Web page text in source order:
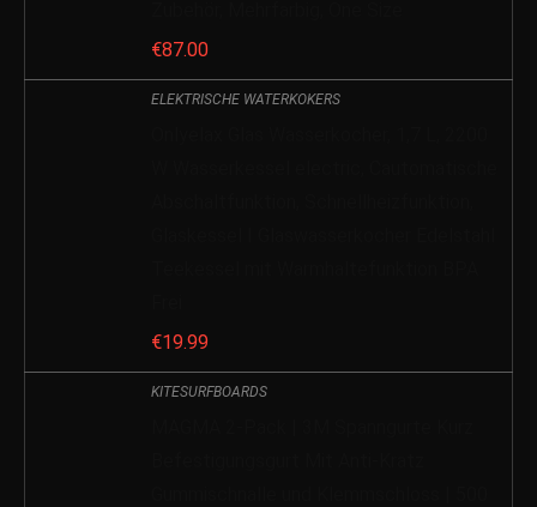
€87.00
ELEKTRISCHE WATERKOKERS
€19.99
KITESURFBOARDS